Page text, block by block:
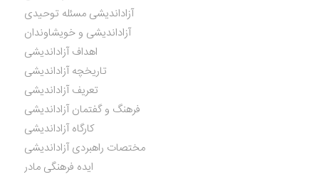
آزاداندیشی مسئله توحیدی
آزاداندیشی و خویشاوندان
اهداف آزاداندیشی
تاریخچه آزاداندیشی
تعریف آزاداندیشی
فرهنگ و گفتمان آزاداندیشی
کارگاه آزاداندیشی
مختصات راهبردی آزاداندیشی
ایده فرهنگی مادر